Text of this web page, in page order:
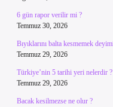
6 gün rapor verilir mi ?
Temmuz 30, 2026
Bıyıklarını balta kesmemek
Temmuz 29, 2026
Türkiye’nin 5 tarihi yeri nelerdir ?
Temmuz 29, 2026
Bacak kesilmezse ne olur ?